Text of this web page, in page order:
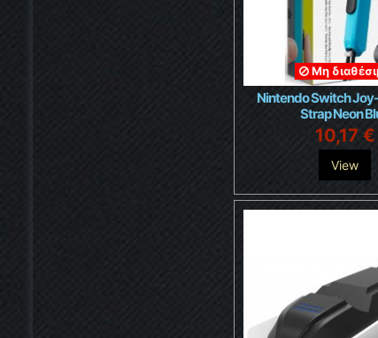
Μη
Nintendo Switch
Strap Neon
10,17 €
View